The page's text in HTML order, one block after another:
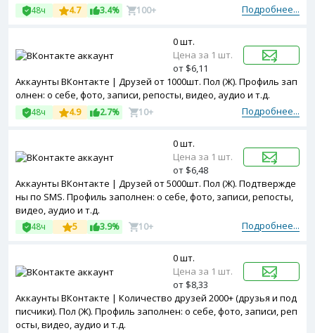
Подробнее...
48ч 4.7 3.4% 100+
Аккаунты ВКонтакте | Друзей от 1000шт. Пол (Ж). Профиль зап
олнен: о себе, фото, записи, репосты, видео, аудио и т.д.
Подробнее...
48ч 4.9 2.7% 10+
0 шт.
Цена за 1 шт.
от $6,11
Аккаунты ВКонтакте | Друзей от 5000шт. Пол (Ж). Подтвержде
ны по SMS. Профиль заполнен: о себе, фото, записи, репосты,
видео, аудио и т.д.
Подробнее...
48ч 5 3.9% 10+
0 шт.
Цена за 1 шт.
от $6,48
Аккаунты ВКонтакте | Количество друзей 2000+ (друзья и под
писчики). Пол (Ж). Профиль заполнен: о себе, фото, записи, реп
осты, видео, аудио и т.д.
0 шт.
Цена за 1 шт.
от $8,33